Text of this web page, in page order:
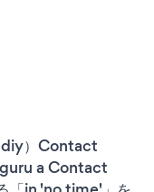
diy）Contact
a Contact